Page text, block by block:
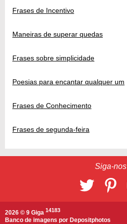
Frases de Incentivo
Maneiras de superar quedas
Frases sobre simplicidade
Poesias para encantar qualquer um
Frases de Conhecimento
Frases de segunda-feira
Siga-nos
2026 © 9 Giga 14183
Banco de imagens por Depositphotos